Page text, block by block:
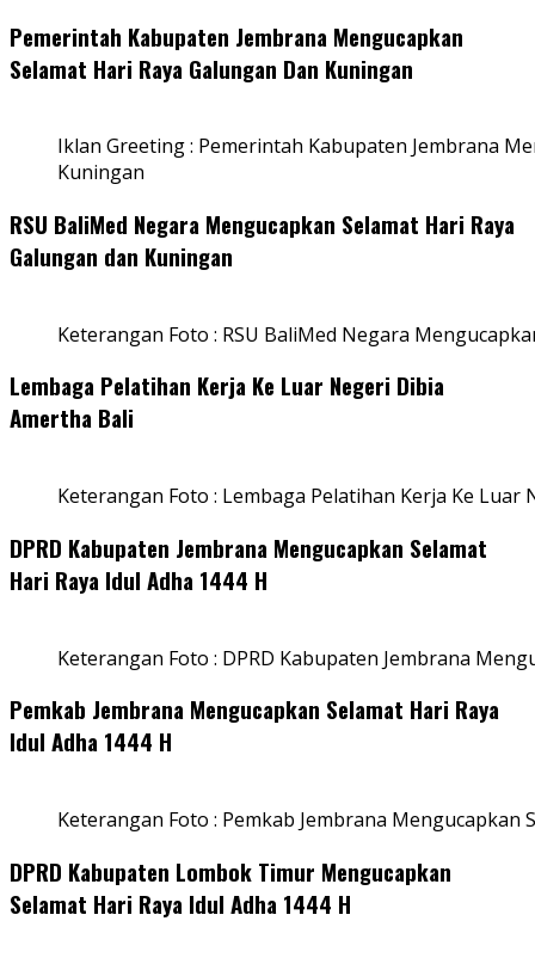
Pemerintah Kabupaten Jembrana Mengucapkan
Selamat Hari Raya Galungan Dan Kuningan
Iklan Greeting : Pemerintah Kabupaten Jembrana
Kuningan
RSU BaliMed Negara Mengucapkan Selamat Hari Raya
Galungan dan Kuningan
Keterangan Foto : RSU BaliMed Negara
Lembaga Pelatihan Kerja Ke Luar Negeri Dibia
Amertha Bali
Keterangan Foto : Lembaga Pelatihan Kerja Ke Luar
DPRD Kabupaten Jembrana Mengucapkan Selamat
Hari Raya Idul Adha 1444 H
Keterangan Foto : DPRD Kabupaten Jembrana
Pemkab Jembrana Mengucapkan Selamat Hari Raya
Idul Adha 1444 H
Keterangan Foto : Pemkab Jembrana Mengucapkan
DPRD Kabupaten Lombok Timur Mengucapkan
Selamat Hari Raya Idul Adha 1444 H